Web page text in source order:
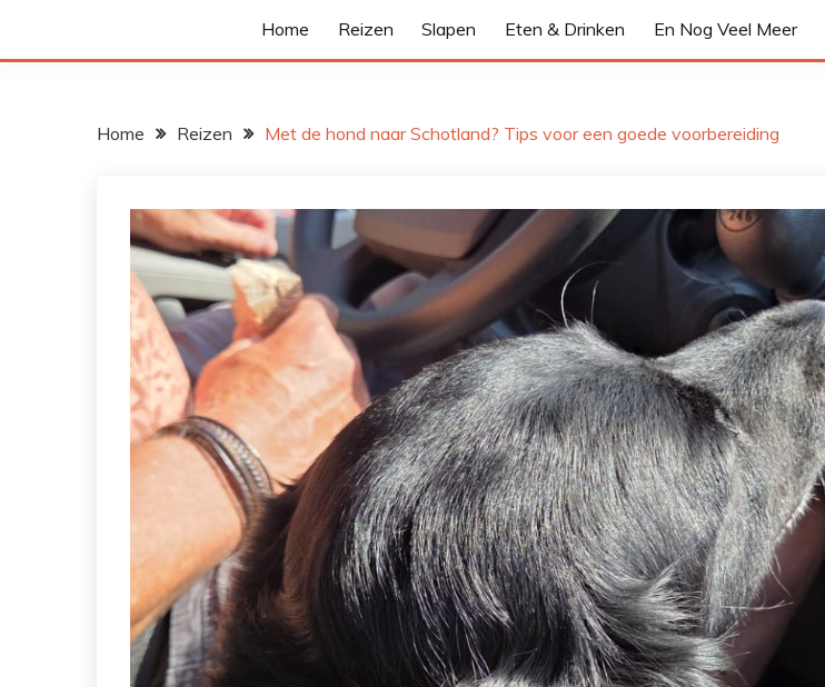
Home Reizen Slapen Eten & Drinken En Nog Veel Meer
Home Reizen Met de hond naar Schotland? Tips voor een goede voorbereiding